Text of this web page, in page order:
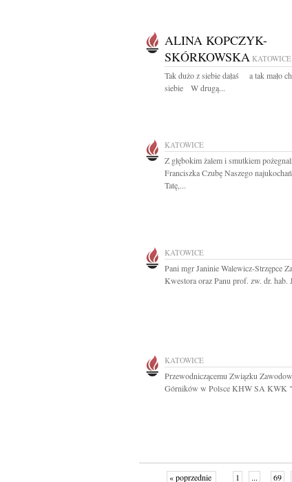
ALINA KOPCZYK-
SKÓRKOWSKA KATOWICE
Tak dużo z siebie dałaś a tak mało
siebie W drugą...
KATOWICE
Z głębokim żalem i smutkiem
Franciszka Czubę Naszego
Tatę,...
KATOWICE
Pani mgr Janinie Walewicz-Strzępce
Kwestora oraz Panu prof. zw. dr. hab.
KATOWICE
Przewodniczącemu Związku
Górników w Polsce KHW SA KWK
« poprzednie 1 ... 69